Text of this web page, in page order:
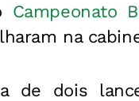
Campeonato
na
de dois